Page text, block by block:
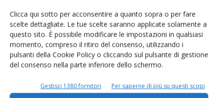
Clicca qui sotto per acconsentire a quanto sopra o per fare
scelte dettagliate. Le tue scelte saranno applicate solamente a
questo sito. È possibile modificare le impostazioni in qualsiasi
momento, compreso il ritiro del consenso, utilizzando i
pulsanti della Cookie Policy o cliccando sul pulsante di gestione
del consenso nella parte inferiore dello schermo.
Gestisci 1380 fornitori Per saperne di più su questi scopi
Catalogo Aziende e Prodotti
prodotto!